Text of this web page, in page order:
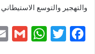
والتهجير والتوسع الاستيطاني
F
T
W
G